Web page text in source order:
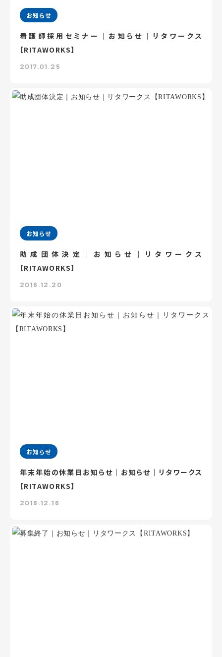
お知らせ
看護師採用セミナー｜お知らせ｜リタワークス
【RITAWORKS】
2017.01.25
お知らせ
助成団体決定｜お知らせ｜リタワークス
【RITAWORKS】
2016.12.20
お知らせ
年末年始の休業日お知らせ｜お知らせ｜リタワークス
【RITAWORKS】
2016.12.16